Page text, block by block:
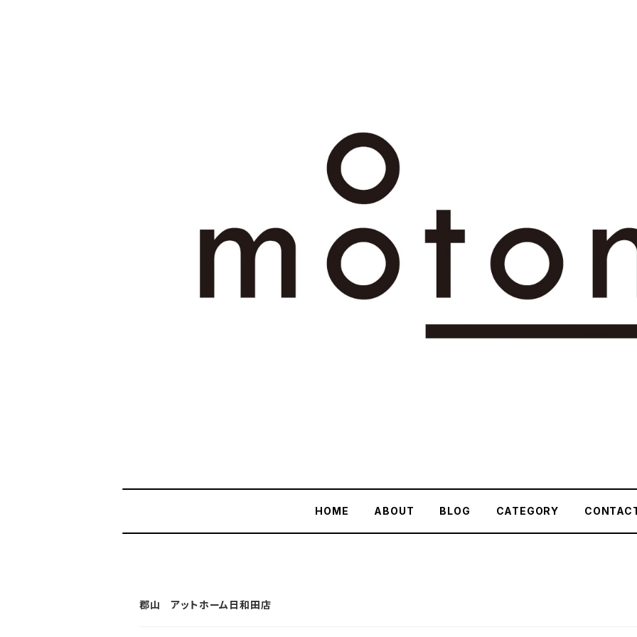
HOME ABOUT BLOG CATEGORY
郡山 アットホーム日和田店